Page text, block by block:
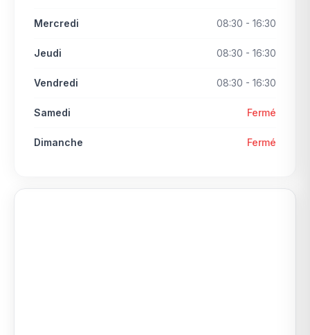
Mercredi 08:30 - 16:30
Jeudi 08:30 - 16:30
Vendredi 08:30 - 16:30
Samedi Fermé
Dimanche Fermé